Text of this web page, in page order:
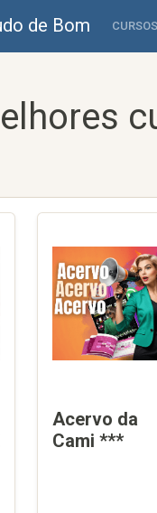
de Bom
Acervo da
Cami ***